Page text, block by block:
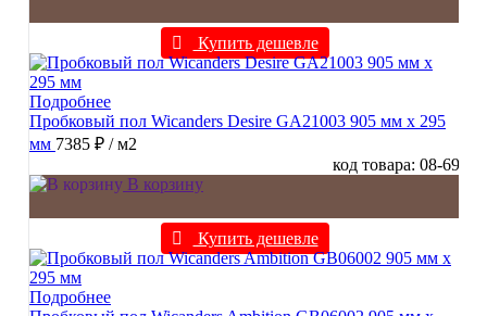
Купить дешевле
Подробнее
Пробковый пол Wicanders Desire GA21003 905 мм х 295
мм 7385 ₽ / м2
код товара: 08-69
В корзину
Купить дешевле
Подробнее